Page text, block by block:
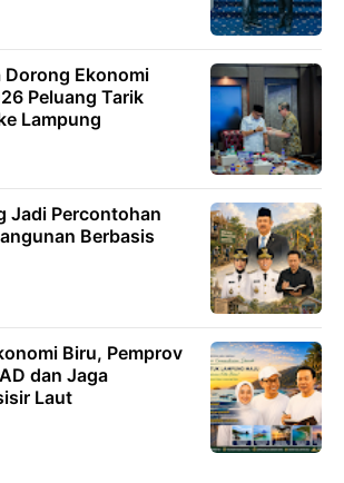
Ekonomi
Peluang Tarik
Lampung
Jadi Percontohan
Berbasis
Biru, Pemprov
dan Jaga
Laut